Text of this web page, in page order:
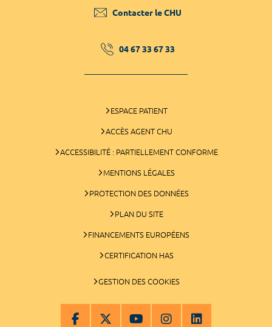
Contacter le CHU
04 67 33 67 33
ESPACE PATIENT
ACCÈS AGENT CHU
ACCESSIBILITÉ : PARTIELLEMENT CONFORME
MENTIONS LÉGALES
PROTECTION DES DONNÉES
PLAN DU SITE
FINANCEMENTS EUROPÉENS
CERTIFICATION HAS
GESTION DES COOKIES